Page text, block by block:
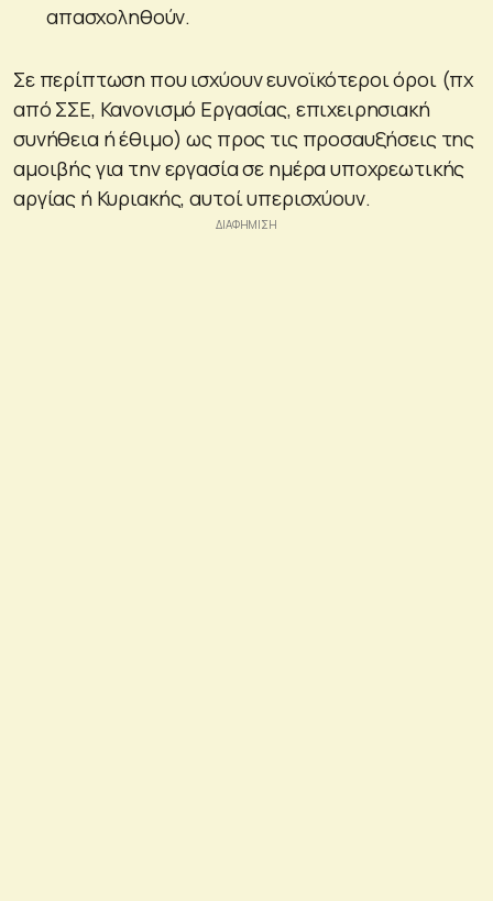
απασχοληθούν.
Σε περίπτωση που ισχύουν ευνοϊκότεροι όροι (πχ
από ΣΣΕ, Κανονισμό Εργασίας, επιχειρησιακή
συνήθεια ή έθιμο) ως προς τις προσαυξήσεις της
αμοιβής για την εργασία σε ημέρα υποχρεωτικής
αργίας ή Κυριακής, αυτοί υπερισχύουν.